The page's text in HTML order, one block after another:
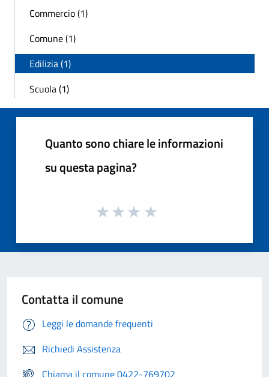
Commercio (1)
Comune (1)
Edilizia (1)
Scuola (1)
Quanto sono chiare le informazioni
su questa pagina?
Contatta il comune
Leggi le domande frequenti
Richiedi Assistenza